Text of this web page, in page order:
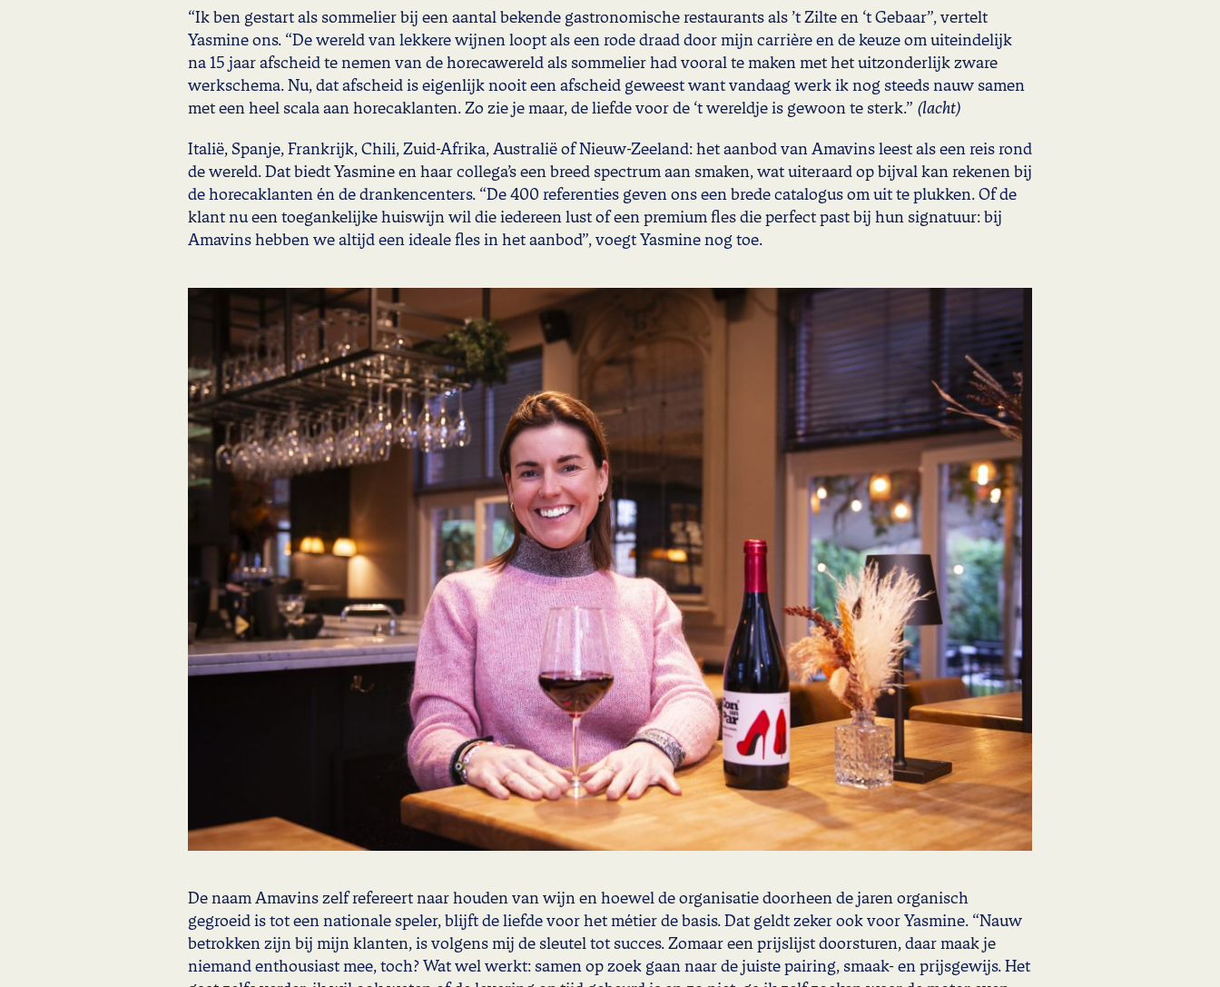
“Ik ben gestart als sommelier bij een aantal bekende gastronomische restaurants als ’t Zilte en ‘t Gebaar”, vertelt
Yasmine ons. “De wereld van lekkere wijnen loopt als een rode draad door mijn carrière en de keuze om uiteindelijk
na 15 jaar afscheid te nemen van de horecawereld als sommelier had vooral te maken met het uitzonderlijk zware
werkschema. Nu, dat afscheid is eigenlijk nooit een afscheid geweest want vandaag werk ik nog steeds nauw samen
met een heel scala aan horecaklanten. Zo zie je maar, de liefde voor de ‘t wereldje is gewoon te sterk.” (lacht)
Italië, Spanje, Frankrijk, Chili, Zuid-Afrika, Australië of Nieuw-Zeeland: het aanbod van Amavins leest als een reis rond
de wereld. Dat biedt Yasmine en haar collega’s een breed spectrum aan smaken, wat uiteraard op bijval kan rekenen bij
de horecaklanten én de drankencenters. “De 400 referenties geven ons een brede catalogus om uit te plukken. Of de
klant nu een toegankelijke huiswijn wil die iedereen lust of een premium fles die perfect past bij hun signatuur: bij
Amavins hebben we altijd een ideale fles in het aanbod”, voegt Yasmine nog toe.
De naam Amavins zelf refereert naar houden van wijn en hoewel de organisatie doorheen de jaren organisch
gegroeid is tot een nationale speler, blijft de liefde voor het métier de basis. Dat geldt zeker ook voor Yasmine. “Nauw
betrokken zijn bij mijn klanten, is volgens mij de sleutel tot succes. Zomaar een prijslijst doorsturen, daar maak je
niemand enthousiast mee, toch? Wat wel werkt: samen op zoek gaan naar de juiste pairing, smaak- en prijsgewijs. Het